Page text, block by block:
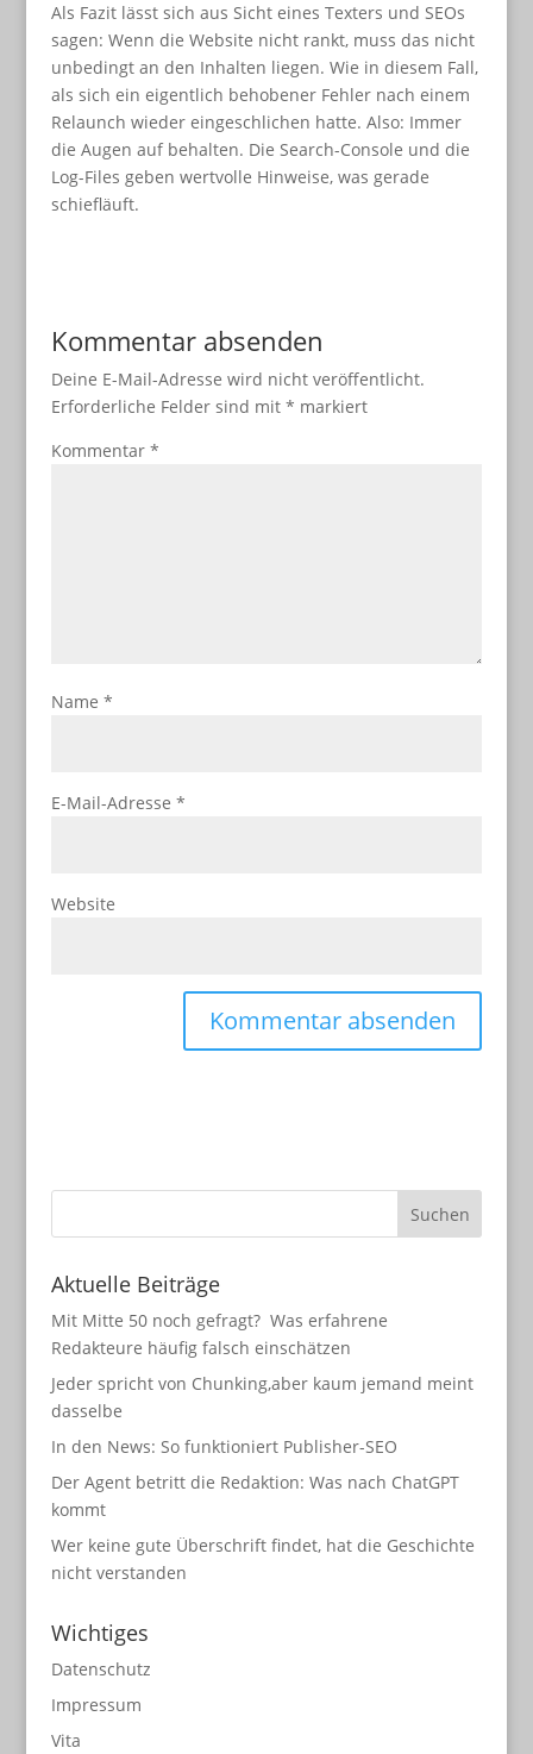
Als Fazit lässt sich aus Sicht eines Texters und SEOs
sagen: Wenn die Website nicht rankt, muss das nicht
unbedingt an den Inhalten liegen. Wie in diesem Fall,
als sich ein eigentlich behobener Fehler nach einem
Relaunch wieder eingeschlichen hatte. Also: Immer
die Augen auf behalten. Die Search-Console und die
Log-Files geben wertvolle Hinweise, was gerade
schiefläuft.
Kommentar absenden
Deine E-Mail-Adresse wird nicht veröffentlicht.
Erforderliche Felder sind mit * markiert
Kommentar *
Name *
E-Mail-Adresse *
Website
Aktuelle Beiträge
Mit Mitte 50 noch gefragt? Was erfahrene
Redakteure häufig falsch einschätzen
Jeder spricht von Chunking,aber kaum jemand meint
dasselbe
In den News: So funktioniert Publisher-SEO
Der Agent betritt die Redaktion: Was nach ChatGPT
kommt
Wer keine gute Überschrift findet, hat die Geschichte
nicht verstanden
Wichtiges
Datenschutz
Impressum
Vita